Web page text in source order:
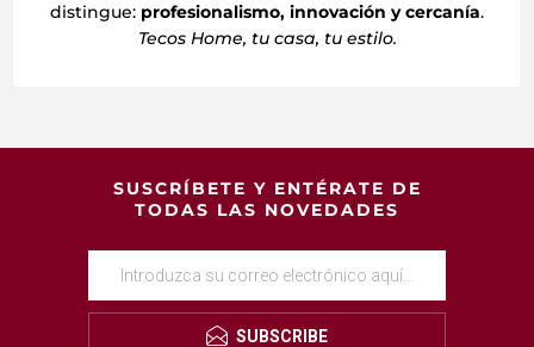
distingue: profesionalismo, innovación y cercanía.
Tecos Home, tu casa, tu estilo.
SUSCRÍBETE Y ENTÉRATE DE
TODAS LAS NOVEDADES
SUBSCRIBE